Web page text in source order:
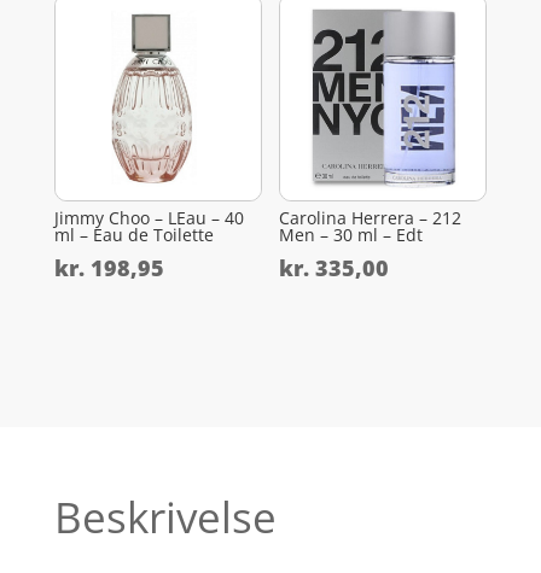
Jimmy Choo – LEau – 40
ml – Eau de Toilette
kr.198,95
Carolina Herrera – 212
Men – 30 ml – Edt
kr. 335,00
Beskrivelse